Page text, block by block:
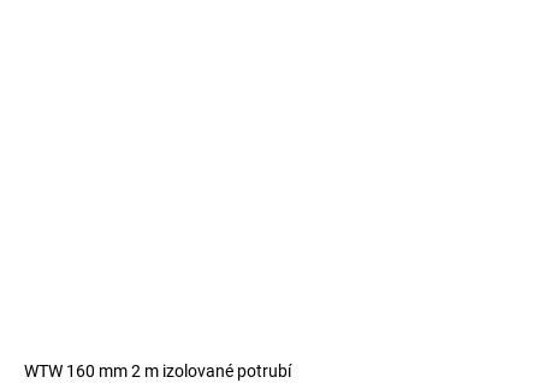
WTW 160 mm 2 m izolované potrubí